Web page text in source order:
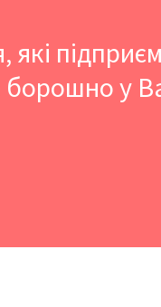
які
борошно у